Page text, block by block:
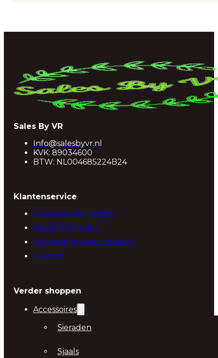
Sales By VR
Info@salesbyvr.nl
KVK: 89034600
BTW: NL004685224B24
Klantenservice
Veelgestelde vragen
Betaalmethodes
Verzend- en retourbeleid
Contact
Verder shoppen
Accessoires
Sieraden
Sjaals